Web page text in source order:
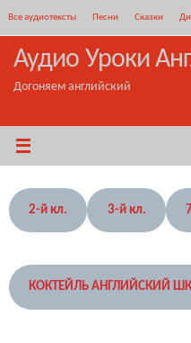
содержимому
Все аудиотексты Песни Сказки
Аудио Уроки
Догоняем английский
2-й кл. 3-й кл.
КОКТЕЙЛЬ АНГЛИЙСКИЙ